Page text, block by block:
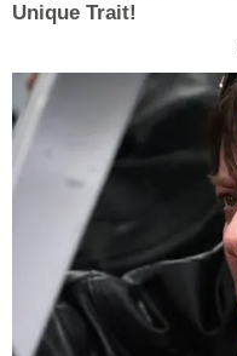
Unique Trait!